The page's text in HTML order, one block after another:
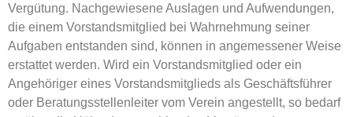
Vergütung. Nachgewiesene Auslagen und Aufwendungen,
die einem Vorstandsmitglied bei Wahrnehmung seiner
Aufgaben entstanden sind, können in angemessener Weise
erstattet werden. Wird ein Vorstandsmitglied oder ein
Angehöriger eines Vorstandsmitglieds als Geschäftsführer
oder Beratungsstellenleiter vom Verein angestellt, so bedarf